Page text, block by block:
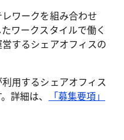
ワークを組み合わせ
ワークスタイルで働く
するシェアオフィスの
用するシェアオフィス
詳細は、
「募集要項」